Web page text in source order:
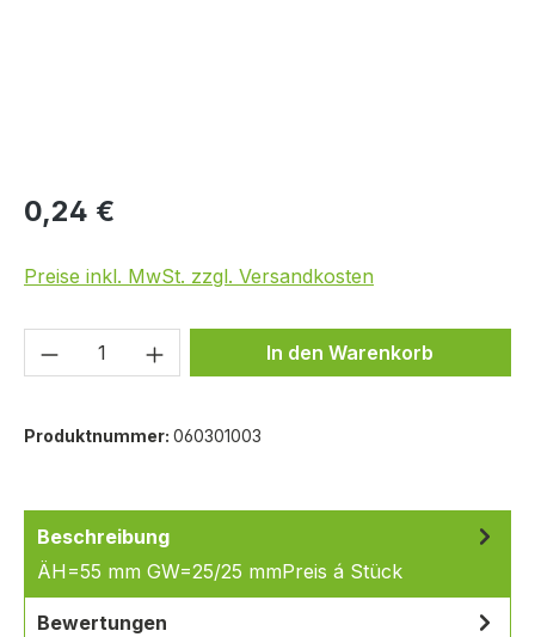
0,24 €
Preise inkl. MwSt. zzgl. Versandkosten
Produkt Anzahl: Gib den gewünschten
In den Warenkorb
Produktnummer: 060301003
Beschreibung
ÄH=55 mm GW=25/25 mmPreis á Stück
Bewertungen